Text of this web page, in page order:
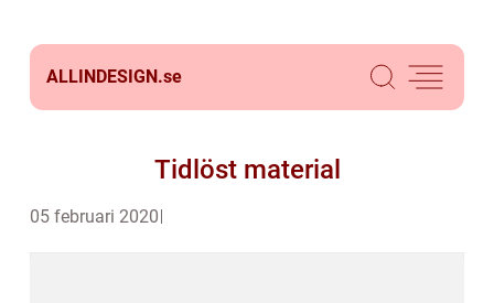
ALLINDESIGN.se
Tidlöst material
05 februari 2020